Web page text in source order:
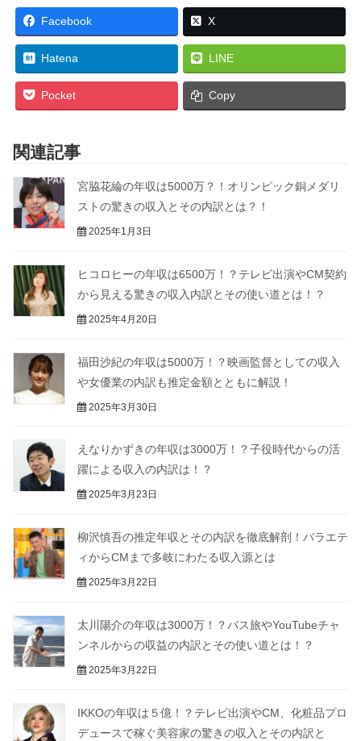
Facebook X
Hatena LINE
Pocket Copy
関連記事
宮脇花綸の年収は5000万？！オリンピック銅メダリ
ストの驚きの収入とその内訳とは？！
2025年1月3日
ヒコロヒーの年収は6500万！？テレビ出演やCM契約
から見える驚きの収入内訳とその使い道とは！？
2025年4月20日
福田沙紀の年収は5000万！？映画監督としての収入
や女優業の内訳も推定金額とともに解説！
2025年3月30日
えなりかずきの年収は3000万！？子役時代からの活
躍による収入の内訳は！？
2025年3月23日
柳沢慎吾の推定年収とその内訳を徹底解剖！バラエテ
ィからCMまで多岐にわたる収入源とは
2025年3月22日
太川陽介の年収は3000万！？バス旅やYouTubeチャ
ンネルからの収益の内訳とその使い道とは！？
2025年3月22日
IKKOの年収は５億！？テレビ出演やCM、化粧品プロ
デュースで稼ぐ美容家の驚きの収入とその内訳と